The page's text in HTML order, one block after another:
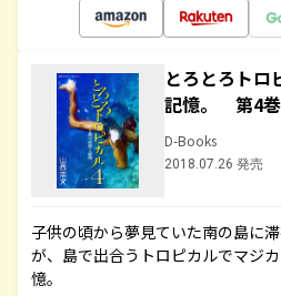
とろとろト
記憶。 第4巻
D-Books
2018.07.26 発売
子供の頃から夢見ていた南の島に
が、島で出合うトロピカルでマジ
憶。